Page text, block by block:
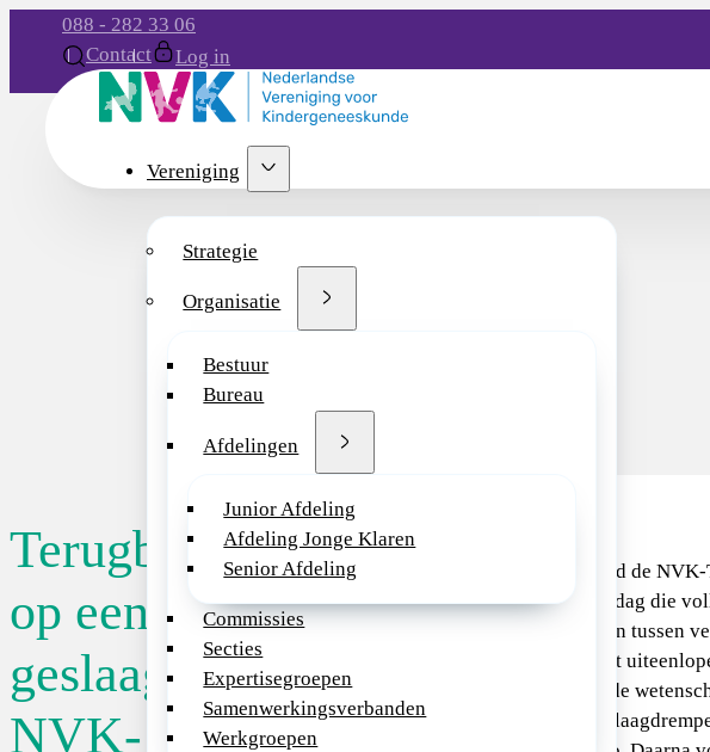
088 - 282 33 06
Contact
Log in
Vereniging
Strategie
Organisatie
Bestuur
Bureau
Afdelingen
Junior Afdeling
Afdeling Jonge Klaren
Senior Afdeling
Commissies
Secties
Expertisegroepen
Samenwerkingsverbanden
Werkgroepen
Terugblik
op een
geslaagde
NVK-
Op vrijdag 21 november vond de
Wetenschapsdag plaats: een dag die
teken stond van samenwerken tussen
disciplines en generaties, met
onderzoekservaring binnen de
Deelnemers maakten op een